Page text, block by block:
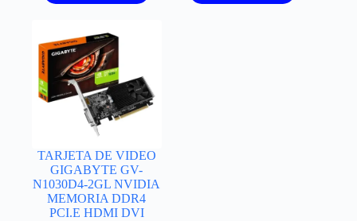
TARJETA DE VIDEO
GIGABYTE GV-
N1030D4-2GL NVIDIA
MEMORIA DDR4
PCI.E HDMI DVI